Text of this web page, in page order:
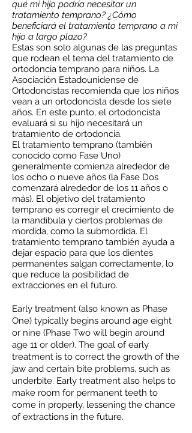
qué mi hijo podría necesitar un
tratamiento temprano? ¿Cómo
beneficiará el tratamiento temprano a mi
hijo a largo plazo?
Estas son solo algunas de las preguntas
que rodean el tema del tratamiento de
ortodoncia temprano para niños. La
Asociación Estadounidense de
Ortodoncistas recomienda que los niños
vean a un ortodoncista desde los siete
años. En este punto, el ortodoncista
evaluará si su hijo necesitará un
tratamiento de ortodoncia.
El tratamiento temprano (también
conocido como Fase Uno)
generalmente comienza alrededor de
los ocho o nueve años (la Fase Dos
comenzará alrededor de los 11 años o
más). El objetivo del tratamiento
temprano es corregir el crecimiento de
la mandíbula y ciertos problemas de
mordida, como la submordida. El
tratamiento temprano también ayuda a
dejar espacio para que los dientes
permanentes salgan correctamente, lo
que reduce la posibilidad de
extracciones en el futuro.
Early treatment (also known as Phase
One) typically begins around age eight
or nine (Phase Two will begin around
age 11 or older). The goal of early
treatment is to correct the growth of the
jaw and certain bite problems, such as
underbite. Early treatment also helps to
make room for permanent teeth to
come in properly, lessening the chance
of extractions in the future.